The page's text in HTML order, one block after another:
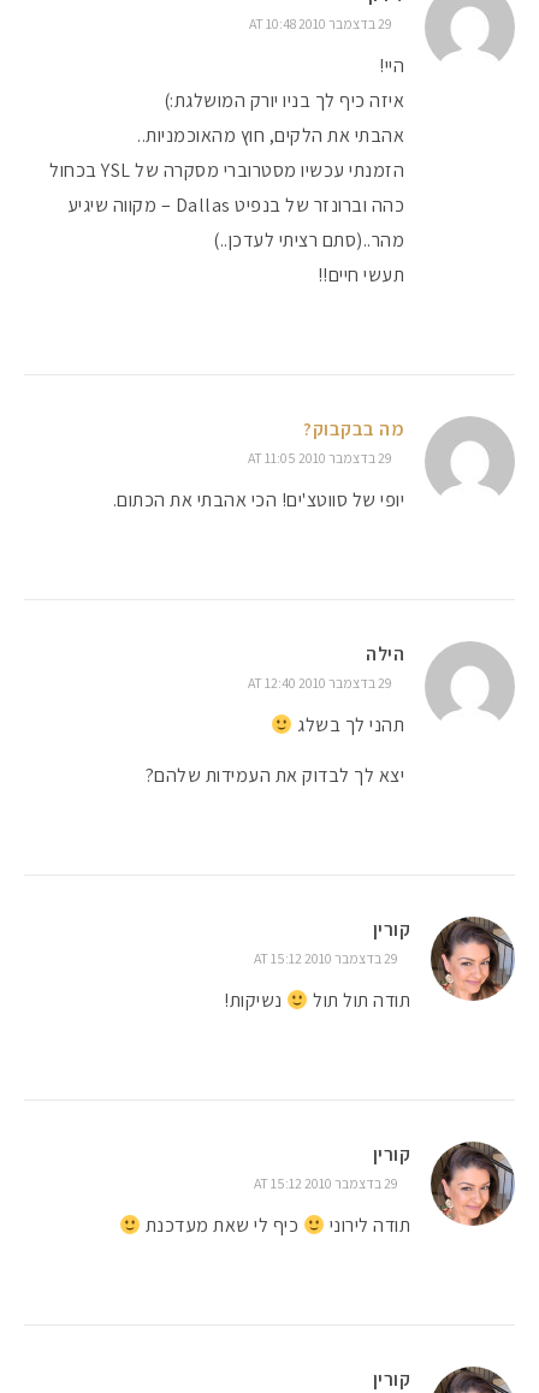
29 בדצמבר 2010 AT 10:48
היי!
איזה כיף לך בניו יורק המושלגת:)
אהבתי את הלקים, חוץ מהאוכמניות..
הזמנתי עכשיו מסטרוברי מסקרה של YSL בכחול
כהה וברונזר של בנפיט Dallas – מקווה שיגיע
מהר..(סתם רציתי לעדכן..)
תעשי חיים!!
מה בבקבוק?
29 בדצמבר 2010 AT 11:05
יופי של סווטצ'ים! הכי אהבתי את הכתום.
הילה
29 בדצמבר 2010 AT 12:40
תהני לך בשלג
יצא לך לבדוק את העמידות שלהם?
קורין
29 בדצמבר 2010 AT 15:12
תודה תול תול נשיקות!
קורין
29 בדצמבר 2010 AT 15:12
תודה לירוני כיף לי שאת מעדכנת
קורין